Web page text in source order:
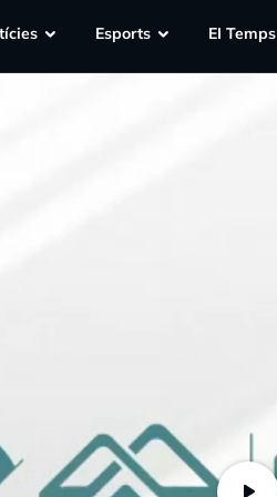
Esports EI Temps